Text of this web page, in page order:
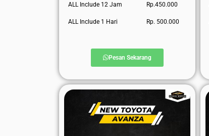
ALL Include 12 Jam Rp.450.000
ALL Include 1 Hari Rp. 500.000
Pesan Sekarang